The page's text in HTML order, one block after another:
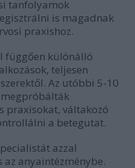
tanfolyamok
is magadnak
praxishoz.
függően különálló
teljesen
Az utóbbi 5-10
megpróbálták
praxisokat, váltakozó
a betegutat.
azzal
anyaintézménybe.